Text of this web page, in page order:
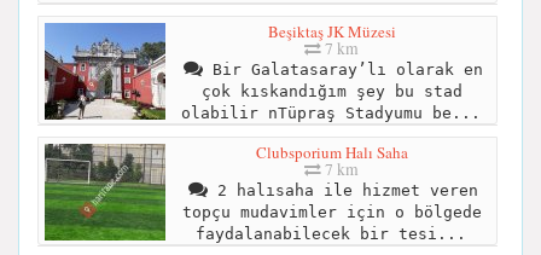
Beşiktaş JK Müzesi
7 km
Bir Galatasaray’lı olarak en
çok kıskandığım şey bu stad
olabilir nTüpraş Stadyumu be...
Clubsporium Halı Saha
7 km
2 halısaha ile hizmet veren
topçu mudavimler için o bölgede
faydalanabilecek bir tesi...